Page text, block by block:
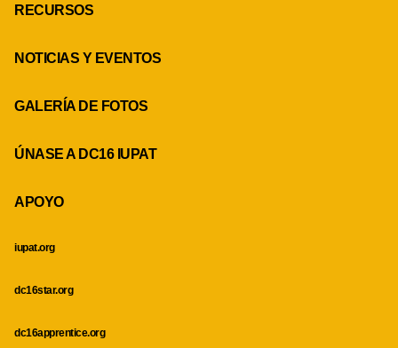
RECURSOS
NOTICIAS Y EVENTOS
GALERÍA DE FOTOS
ÚNASE A DC16 IUPAT
APOYO
iupat.org
dc16star.org
dc16apprentice.org